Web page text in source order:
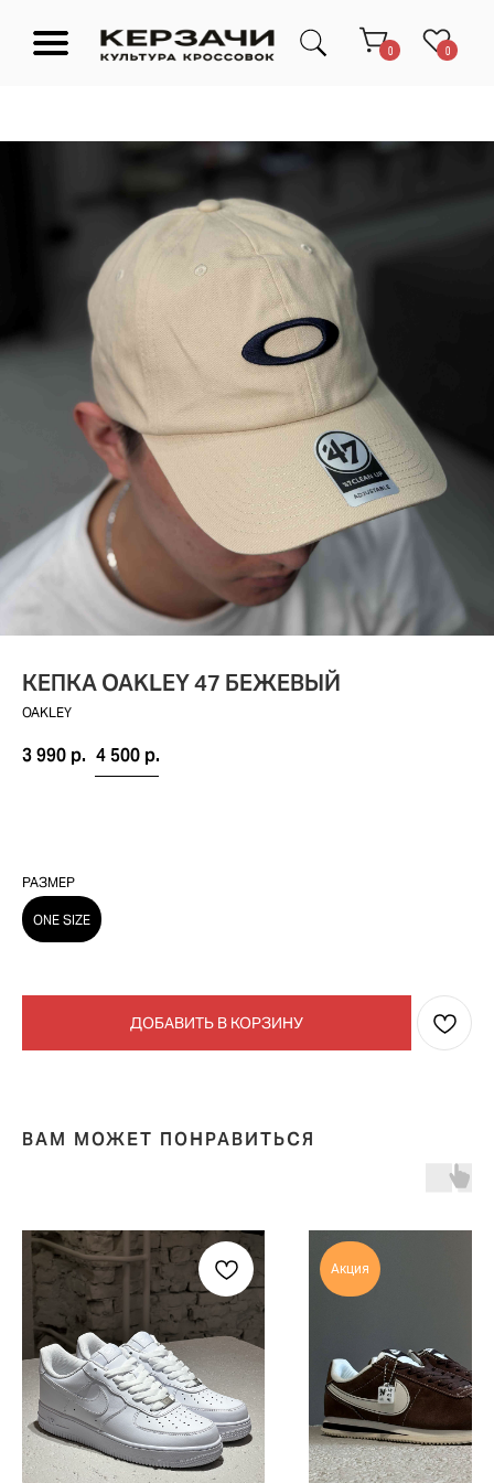
Эксклюзив
Обувь
Подарочные сертификаты
Тюмень Ленина 63
0
КЕПКА OAKLEY 47 БЕЖЕВЫЙ
OAKLEY
3 990 р. 4 500 р.
РАЗМЕР
ONE SIZE
ДОБАВИТЬ В КОРЗИНУ
ВАМ МОЖЕТ ПОНРАВИТЬСЯ
Акция
ВКОНТАКТЕ
TELEGRAM
MAX ЯНДЕКС КАРТЫ
2ГИС
КОНТАКТЫ
ОБУВЬ
ТАБЛИЦЫ
ЗАКАЗАТЬ С
POIZON
О НАС